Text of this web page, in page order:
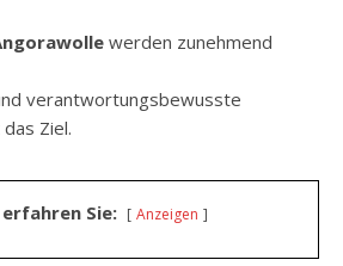
werden zunehmend
verantwortungsbewusste
Ziel.
Sie: Anzeigen